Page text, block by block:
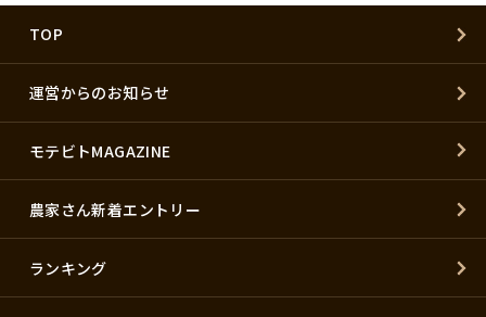
TOP
運営からのお知らせ
モテビトMAGAZINE
農家さん新着エントリー
ランキング